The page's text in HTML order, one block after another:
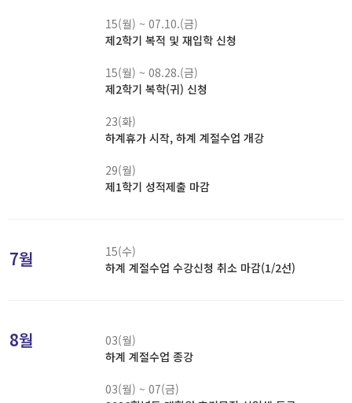
15(월) ~ 07.10.(금)
제2학기 복적 및 재입학 신청
15(월) ~ 08.28.(금)
제2학기 복학(귀) 신청
23(화)
하계휴가 시작, 하계 계절수업 개강
29(월)
제1학기 성적제출 마감
7월
15(수)
하계 계절수업 수강신청 취소 마감(1/2선)
8월
03(월)
하계 계절수업 종강
03(월) ~ 07(금)